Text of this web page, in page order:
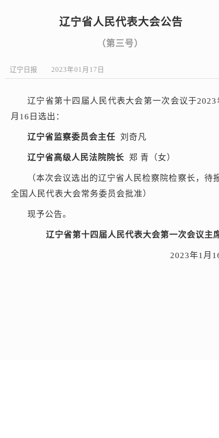
辽宁省人民代表大会公告
（第三号）
辽宁日报 2023年01月17日
辽宁省第十四届人民代表大会第一次会议于2023
月16日选出：
辽宁省监察委员会主任 刘奇凡
辽宁省高级人民法院院长 郑 青（女）
（本次会议选出的辽宁省人民检察院检察长，待
全国人民代表大会常务委员会批准）
现予公告。
辽宁省第十四届人民代表大会第一次会议主
2023年1月